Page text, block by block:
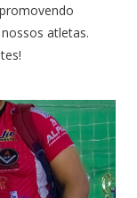
atletas.